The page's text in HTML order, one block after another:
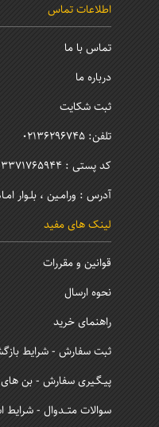
اطلاعات تماس
تماس با ما
درباره ما
ثبت شکایت
تلفن: 02136296745
کد پستی : 3371765944
آدرس : ورامـین ، بلـوار
لینک های مفید
قوانین و مقررات
نحوه ارسال
راهنمای خرید
ثبت سفارش - شرایط
پیـگـیری سفارش - بن
سوالات متــدوال - شرایط